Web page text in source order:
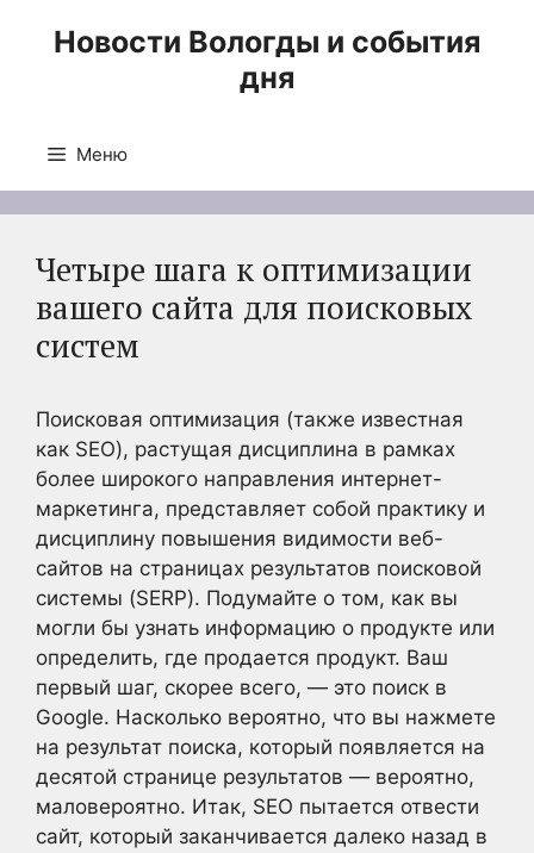
Новости Вологды и события
дня
Меню
Четыре шага к оптимизации
вашего сайта для поисковых
систем
Поисковая оптимизация (также известная
как SEO), растущая дисциплина в рамках
более широкого направления интернет-
маркетинга, представляет собой практику и
дисциплину повышения видимости веб-
сайтов на страницах результатов поисковой
системы (SERP). Подумайте о том, как вы
могли бы узнать информацию о продукте или
определить, где продается продукт. Ваш
первый шаг, скорее всего, — это поиск в
Google. Насколько вероятно, что вы нажмете
на результат поиска, который появляется на
десятой странице результатов — вероятно,
маловероятно. Итак, SEO пытается отвести
сайт, который заканчивается далеко назад в